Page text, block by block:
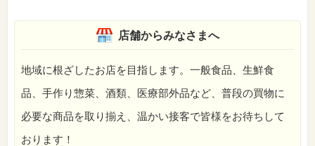
店舗からみなさまへ
地域に根ざしたお店を目指します。一般食品、生鮮食
品、手作り惣菜、酒類、医療部外品など、普段の買物に
必要な商品を取り揃え、温かい接客で皆様をお待ちして
おります！